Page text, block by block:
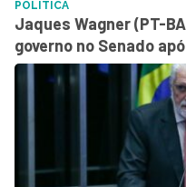
POLÍTICA
Jaques Wagner (PT-
governo no Senado